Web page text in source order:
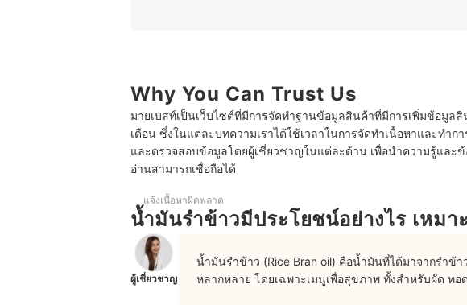
และการประกอบอาหาร
4 เลือกน้ำมันรำข้าวที่มีความสดใหม่ สีใสและไม่มีกลิ่นหืนของน้ำมัน
5 เลือกน้ำมันรำข้าวที่มีฉลาก Non-GMOs หรือเป็นสูตรออร์แกนิคเพื่อคว
ข้อควรระวังในการใช้น้ำมันรำข้าว
Why You Can Trust Us
มายเบสท์เป็นเว็บไซต์ที่มีการจัดทำฐานข้อมูลสินค้าที่มีการเพิ่มข้อมูล
เดือน ซึ่งในแต่ละบทความเราได้ใช้เวลาในการจัดทำเนื้อหาและทำ
และตรวจสอบข้อมูลโดยผู้เชี่ยวชาญในแต่ละด้าน เพื่อนำความรู้และ
อ่านสามารถเชื่อถือได้
แจ้งเนื้อหาผิดพลาด
น้ำมันรำข้าวมีประโยชน์อย่างไร เหม
ผู้เชี่ยวชาญ
น้ำมันรำข้าว (Rice Bran oil) คือน้ำมันที่ได้มาจากรำข้
หลากหลาย โดยเฉพาะเมนูเพื่อสุขภาพ ทั้งสำหรับผัด ท